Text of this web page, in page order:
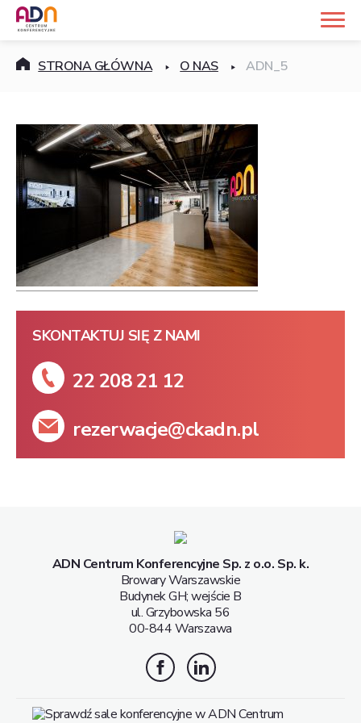
STRONA GŁÓWNA O NAS ADN_5
SKONTAKTUJ SIĘ Z NAMI
22 208 21 12
rezerwacje@ckadn.pl
ADN Centrum Konferencyjne Sp. z o.o. Sp. k.
Browary Warszawskie
Budynek GH; wejście B
ul. Grzybowska 56
00-844 Warszawa